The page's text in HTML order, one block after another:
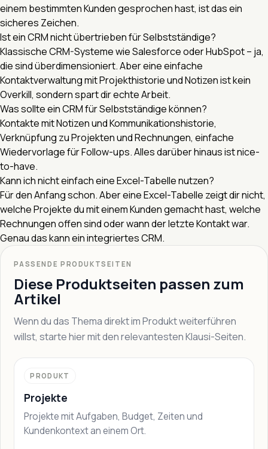
einem bestimmten Kunden gesprochen hast, ist das ein
sicheres Zeichen.
Ist ein CRM nicht übertrieben für Selbstständige?
Klassische CRM-Systeme wie Salesforce oder HubSpot – ja,
die sind überdimensioniert. Aber eine einfache
Kontaktverwaltung mit Projekthistorie und Notizen ist kein
Overkill, sondern spart dir echte Arbeit.
Was sollte ein CRM für Selbstständige können?
Kontakte mit Notizen und Kommunikationshistorie,
Verknüpfung zu Projekten und Rechnungen, einfache
Wiedervorlage für Follow-ups. Alles darüber hinaus ist nice-
to-have.
Kann ich nicht einfach eine Excel-Tabelle nutzen?
Für den Anfang schon. Aber eine Excel-Tabelle zeigt dir nicht,
welche Projekte du mit einem Kunden gemacht hast, welche
Rechnungen offen sind oder wann der letzte Kontakt war.
Genau das kann ein integriertes CRM.
PASSENDE PRODUKTSEITEN
Diese Produktseiten passen zum
Artikel
Wenn du das Thema direkt im Produkt weiterführen
willst, starte hier mit den relevantesten Klausi-Seiten.
PRODUKT
Projekte
Projekte mit Aufgaben, Budget, Zeiten und
Kundenkontext an einem Ort.